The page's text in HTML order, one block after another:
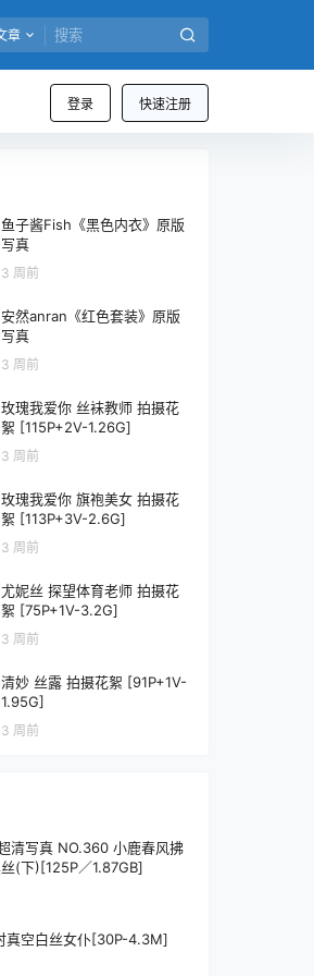
章
登录 快速注册
鱼子酱Fish《黑色内衣》原版
写真
3 周前
安然anran《红色套装》原版
写真
3 周前
玫瑰我爱你 丝袜教师 拍摄花
絮 [115P+2V-1.26G]
3 周前
玫瑰我爱你 旗袍美女 拍摄花
絮 [113P+3V-2.6G]
3 周前
尤妮丝 探望体育老师 拍摄花
絮 [75P+1V-3.2G]
3 周前
清妙 丝露 拍摄花絮 [91P+1V-
1.95G]
3 周前
清写真 NO.360 小鹿春风拂
(下)[125P／1.87GB]
– 限时真空白丝女仆[30P-4.3M]